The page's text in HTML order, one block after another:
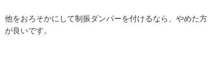
他をおろそかにして制振ダンパーを付けるなら、やめた方
が良いです。